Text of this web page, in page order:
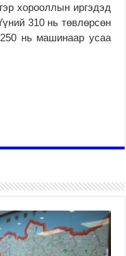
хорооллын иргэдэд
310 нь төвлөрсөн
нь машинаар усаа